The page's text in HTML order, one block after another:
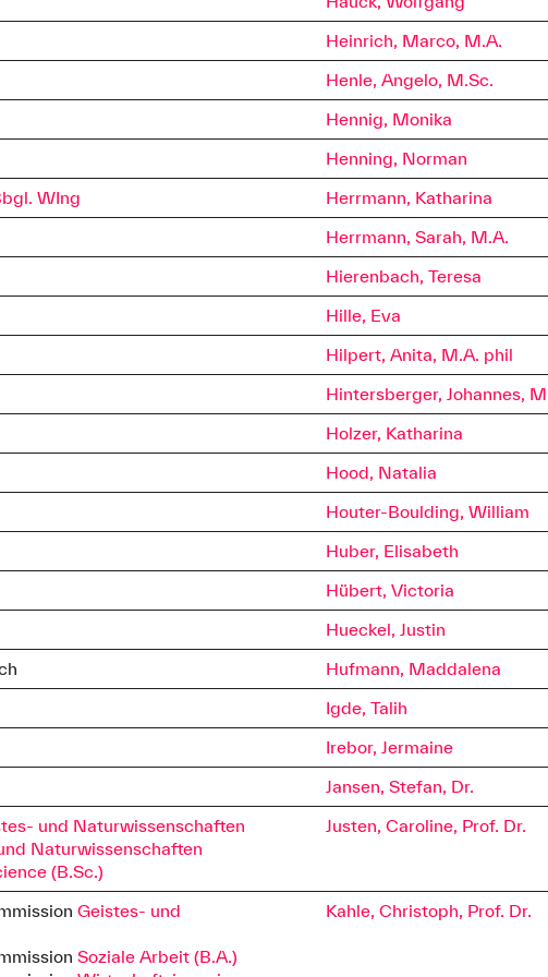
Heinrich, Marco, M.A.
Henle, Angelo, M.Sc.
Hennig, Monika
Henning, Norman
WIng
Herrmann, Katharina
Herrmann, Sarah, M.A.
Hierenbach, Teresa
Hille, Eva
Hilpert, Anita, M.A. phil
Hintersberger, Johannes,
Holzer, Katharina
Hood, Natalia
Houter-Boulding, William
Huber, Elisabeth
Hübert, Victoria
Hueckel, Justin
Hufmann, Maddalena
Igde, Talih
Irebor, Jermaine
Jansen, Stefan, Dr.
und Naturwissenschaften
Naturwissenschaften
(B.Sc.)
Justen, Caroline, Prof. Dr.
Geistes- und
Soziale Arbeit (B.A.)
Kahle, Christoph, Prof. Dr.